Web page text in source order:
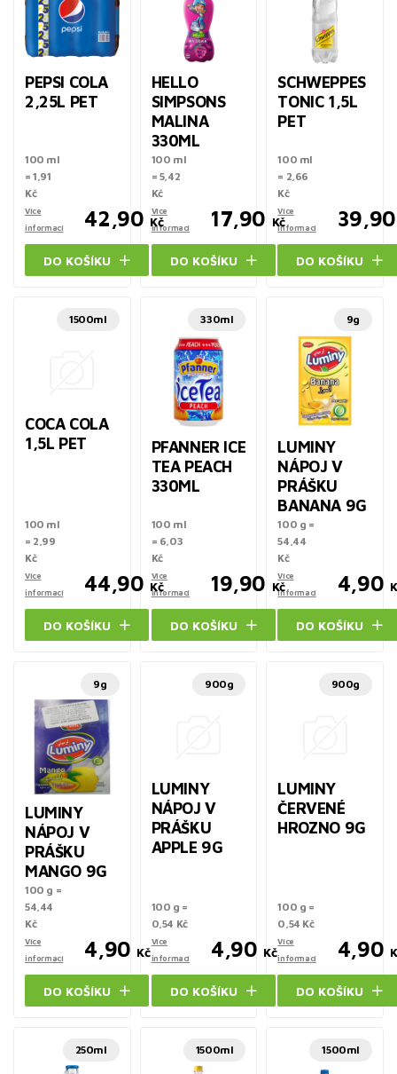
PEPSI COLA
2,25L PET
100 ml
= 1,91
Kč
Více
informací
42,90 Kč
DO KOŠÍKU
HELLO
SIMPSONS
MALINA
330ML
100 ml
= 5,42
Kč
Více
informací
17,90 Kč
DO KOŠÍKU
SCHWEPPES
TONIC 1,5L
PET
100 ml
= 2,66
Kč
Více
informací
39,90
DO KOŠÍKU
1500ml
COCA COLA
1,5L PET
100 ml
= 2,99
Kč
Více
informací
44,90 Kč
DO KOŠÍKU
330ml
PFANNER ICE
TEA PEACH
330ML
100 ml
= 6,03
Kč
Více
informací
19,90 Kč
DO KOŠÍKU
9g
LUMINY
NÁPOJ V
PRÁŠKU
BANANA 9G
100 g =
54,44
Kč
Více
informací
4,90
DO KOŠÍKU
9g
LUMINY
NÁPOJ V
PRÁŠKU
MANGO 9G
100 g =
54,44
Kč
Více
informací
4,90 Kč
DO KOŠÍKU
900g
LUMINY
NÁPOJ V
PRÁŠKU
APPLE 9G
100 g =
0,54 Kč
Více
informací
4,90 Kč
DO KOŠÍKU
900g
LUMINY
ČERVENÉ
HROZNO 9G
100 g =
0,54 Kč
Více
informací
4,90
DO KOŠÍKU
250ml 1500ml 1500ml